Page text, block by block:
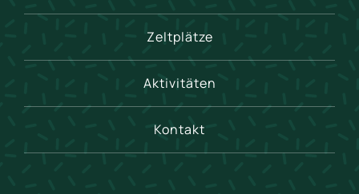
Zeltplätze
Aktivitäten
Kontakt